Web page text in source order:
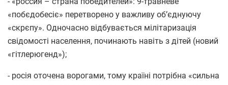
«побєдобесіє» перетворено у важливу об’єднуючу
«скрєпу». Одночасно відбувається мілітаризація
свідомості населення, починають навіть з дітей (новий
«гітлерюгенд»);
- росія оточена ворогами, тому країні потрібна «сильна